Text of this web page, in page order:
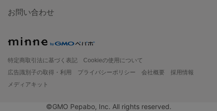
お問い合わせ
特定商取引法に基づく表記
Cookieの使用について
広告識別子の取得・利用
プライバシーポリシー 会社概要
採用情報
メディアキット
©GMO Pepabo, Inc. All rights reserved.